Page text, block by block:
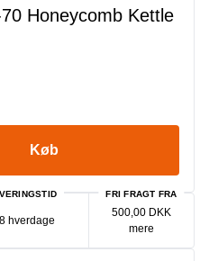
Honeycomb Kettle
Køb
hverdage
FRI FRAGT FRA
500,00 DKK
mere